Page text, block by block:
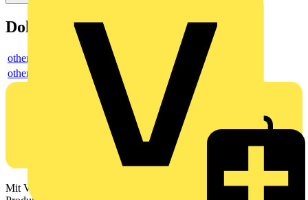
Dokumente
others
others
Mit Voltimum erhalten Elektrofachkräfte Zugang zu Branchennews,